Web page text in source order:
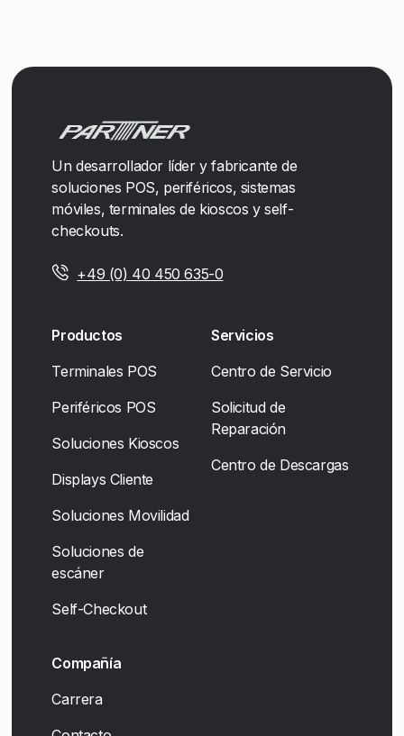
Un desarrollador líder y fabricante de
soluciones POS, periféricos, sistemas
móviles, terminales de kioscos y self-
checkouts.
+49 (0) 40 450 635-0
Productos
Terminales POS
Periféricos POS
Soluciones Kioscos
Displays Cliente
Soluciones Movilidad
Soluciones de
escáner
Self-Checkout
Servicios
Centro de Servicio
Solicitud de
Reparación
Centro de Descargas
Compañía
Carrera